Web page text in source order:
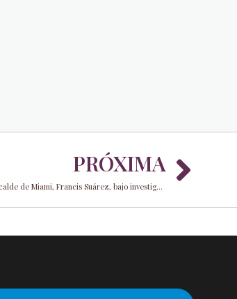
PRÓXIMA
Lo último en la serie de sagas legales de la ciudad de Miami: El alcalde de Miami, Francis Suárez, bajo investigación empresarial en expansión